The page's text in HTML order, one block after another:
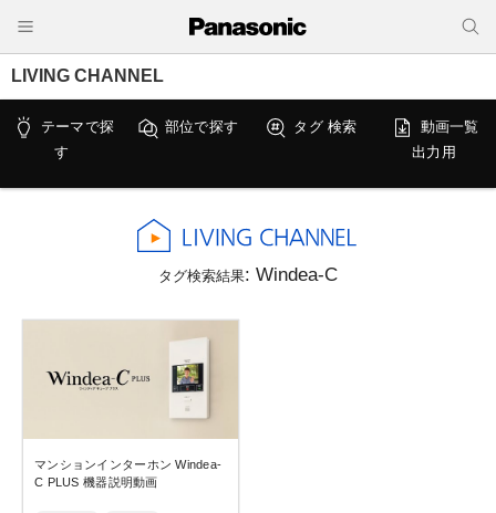
LIVING CHANNEL
テーマで探
す
部位で探す タグ 検索
動画一覧
出力用
タグ検索結果: Windea-C
マンションインターホン Windea-
C PLUS 機器説明動画